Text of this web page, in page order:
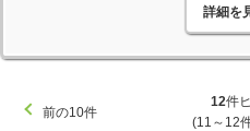
詳細を
前の10件
12件
(11～12